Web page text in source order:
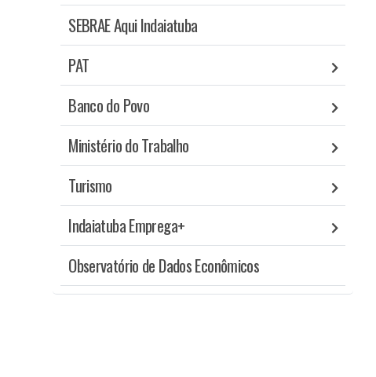
SEBRAE Aqui Indaiatuba
PAT
Banco do Povo
Ministério do Trabalho
Turismo
Indaiatuba Emprega+
Observatório de Dados Econômicos